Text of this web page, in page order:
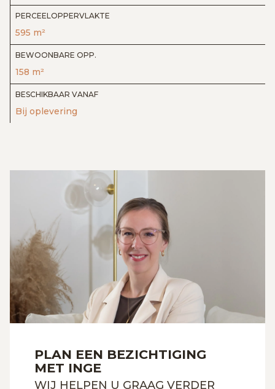
PERCEELOPPERVLAKTE
595 m²
BEWOONBARE OPP.
158 m²
BESCHIKBAAR VANAF
Bij oplevering
PLAN EEN BEZICHTIGING
MET INGE
WIJ HELPEN U GRAAG VERDER